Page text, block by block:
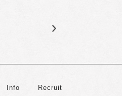
Info Recruit